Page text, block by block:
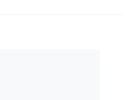
processuais